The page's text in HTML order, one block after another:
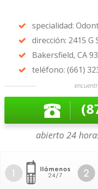
specialidad:
dirección: 2415 G
Bakersfield, CA
teléfono: (661)
abierto 24